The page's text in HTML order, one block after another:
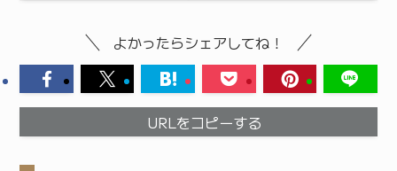
よかったらシェアしてね！
URLをコピーする